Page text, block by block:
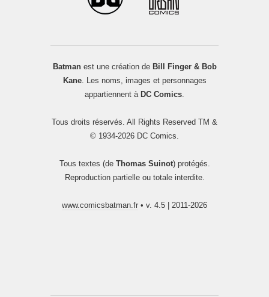
Batmanest une création de Bill Finger & Bob
Kane. Les noms, images et personnages
appartiennent à DC Comics
Tous droits réservés. All Rights Reserved TM &
© 1934-2026 DC Comics.
Tous textes (de Thomas Suinot) protégés.
Reproduction partielle ou totale interdite.
www.comicsbatman.fr • v. 4.5 | 2011-2026